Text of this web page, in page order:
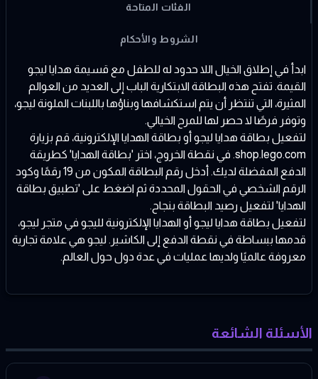
الفئات المتاحة
الشروط والأحكام
ابدأ في إطلاق الخيال اللا حدود له للطفل مع قسيمة هدايا ليجو
القيمة. تفتح هذه البطاقة الابتكارية الباب إلى العديد من العوالم
المثيرة، التي تنتظر أن يتم استكشافها وبناؤها باللبنات الملونة ليجو،
وتوفر فرصًا لا حصر لها للمرح الخيالي.
لتفعيل بطاقة هدايا ليجو أو بطاقة الهدايا الإلكترونية، قم بزيارة
shop.lego.com. في نقطة الخروج، اختر 'بطاقة الهدايا' كطريقة
الدفع المفضلة لديك. أدخل رقم البطاقة المكون من 19 رقمًا وكود
الرقم الشخصي في الحقول المحددة ثم اضغط على 'تطبيق بطاقة
الهدايا' لتفعيل رصيد البطاقة بنجاح.
لتفعيل بطاقة هدايا ليجو أو الهدايا الإلكترونية لليجو في متجر ليجو،
قدمها ببساطة في نقطة الدفع إلى الكاشير. ليجو هي علامة تجارية
معروفة عالميًا ولديها عمليات في عدة دول حول العالم.
الأسئلة الشائعة